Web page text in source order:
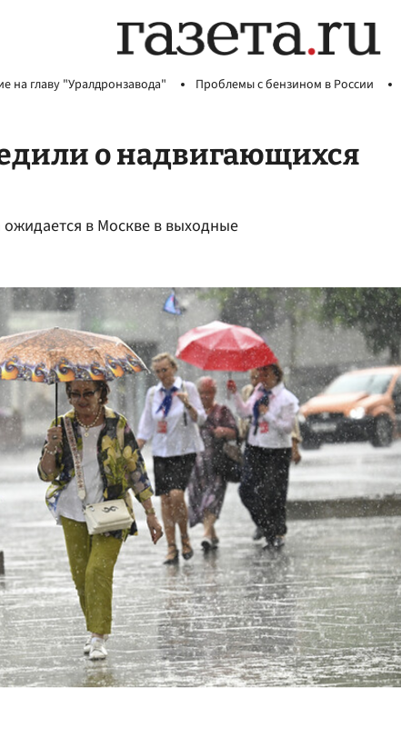
на главу "Уралдронзавода" Проблемы с бензином в России
о надвигающихся
в Москве в выходные